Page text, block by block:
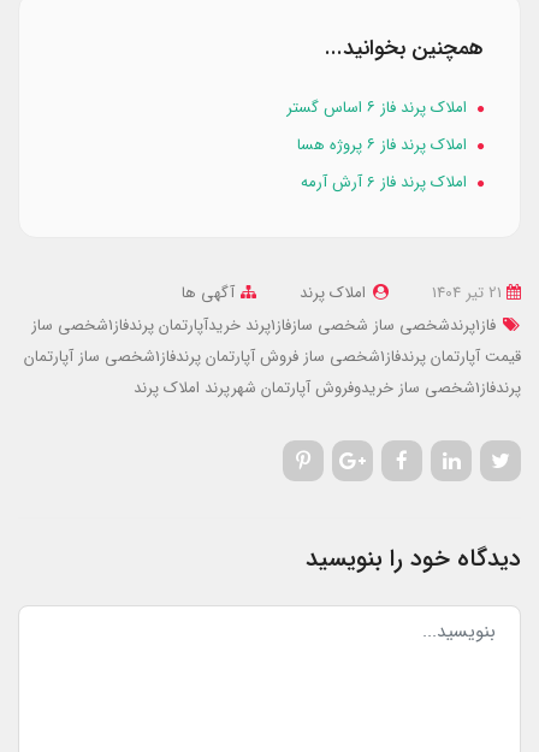
همچنین بخوانید...
املاک پرند فاز ۶ اساس گستر
املاک پرند فاز ۶ پروژه هسا
املاک پرند فاز 6 آرش آرمه
املاک پرند
آگهی ها
فاز1پرندشخصی ساز
شخصی سازفاز1پرند
خریدآپارتمان پرندفاز1شخصی ساز
قیمت آپارتمان پرندفاز1شخصی ساز
فروش آپارتمان پرندفاز1شخصی ساز
آپارتمان
پرندفاز1شخصی ساز
خریدوفروش آپارتمان شهرپرند املاک پرند
دیدگاه خود را بنویسید